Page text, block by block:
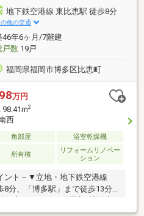
地下鉄空港線 東比恵駅 徒歩8分
の他の交通
46年6ヶ月/7階建
戸数19戸
福岡県福岡市博多区比恵町
万円
98.41m2
西
角部屋 浴室乾燥機
所有権
リフォームリノベー
ション
ント－▼立地・地下鉄空港線
8分、「博多駅」まで徒歩13分
機付きのカウンターキッチン▼